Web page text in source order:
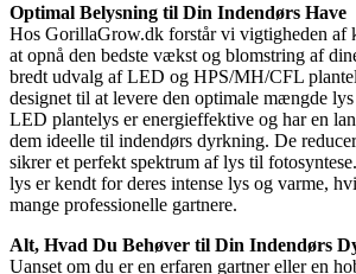
Optimal Belysning til Din Indendørs Have
Hos GorillaGrow.dk forstår vi vigtigheden af
at opnå den bedste vækst og blomstring af
bredt udvalg af LED og HPS/MH/CFL
designet til at levere den optimale mængde
LED plantelys er energieffektive og har en
dem ideelle til indendørs dyrkning. De
sikrer et perfekt spektrum af lys til
lys er kendt for deres intense lys og varme,
mange professionelle gartnere.
Alt, Hvad Du Behøver til Din Indendørs
Uanset om du er en erfaren gartner eller en